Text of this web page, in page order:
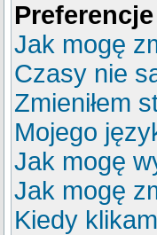
Jak mogę
Czasy nie
Zmieniłem
Mojego
Jak mogę
Jak mogę
Kiedy